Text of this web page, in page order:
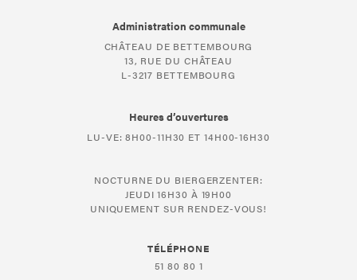
Administration communale
CHÂTEAU DE BETTEMBOURG
13, RUE DU CHÂTEAU
L-3217 BETTEMBOURG
Heures d’ouvertures
LU-VE: 8H00-11H30 ET 14H00-16H30
NOCTURNE DU BIERGERZENTER:
JEUDI 16H30 À 19H00
UNIQUEMENT SUR RENDEZ-VOUS!
TÉLÉPHONE
51 80 80 1